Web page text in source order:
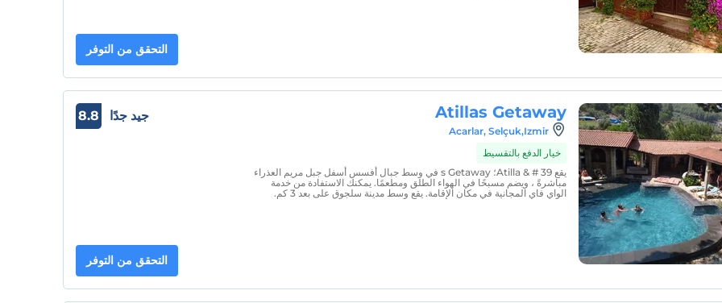
التحقق من التوفر
Atillas Getaway
Acarlar, Selçuk,Izmir
خيار الدفع بالتقسيط
يقع Atilla & # 39؛ s Getaway في وسط جبال أفسس أسفل جبل مريم العذراء
مباشرةً ، ويضم مسبحًا في الهواء الطلق ومطعمًا. يمكنك الاستفادة من خدمة
الواي فاي المجانية في مكان الإقامة. يقع وسط مدينة سلجوق على بعد 3 كم.
جيد جدًا 8.8
التحقق من التوفر